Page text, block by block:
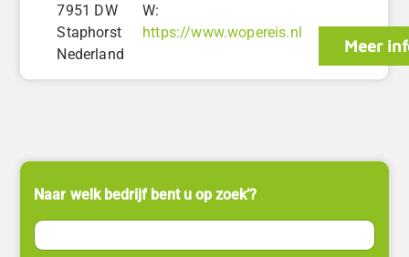
7951 DW
Staphorst
Nederland
W:
https://www.wopereis.nl
Meer
Naar welk bedrijf bent u op zoek’?